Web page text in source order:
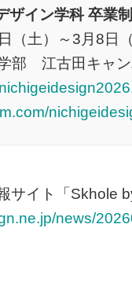
ザイン学科 卒業
（土）～3月8日
部 江古田キャン
サイト「Skhole
news/